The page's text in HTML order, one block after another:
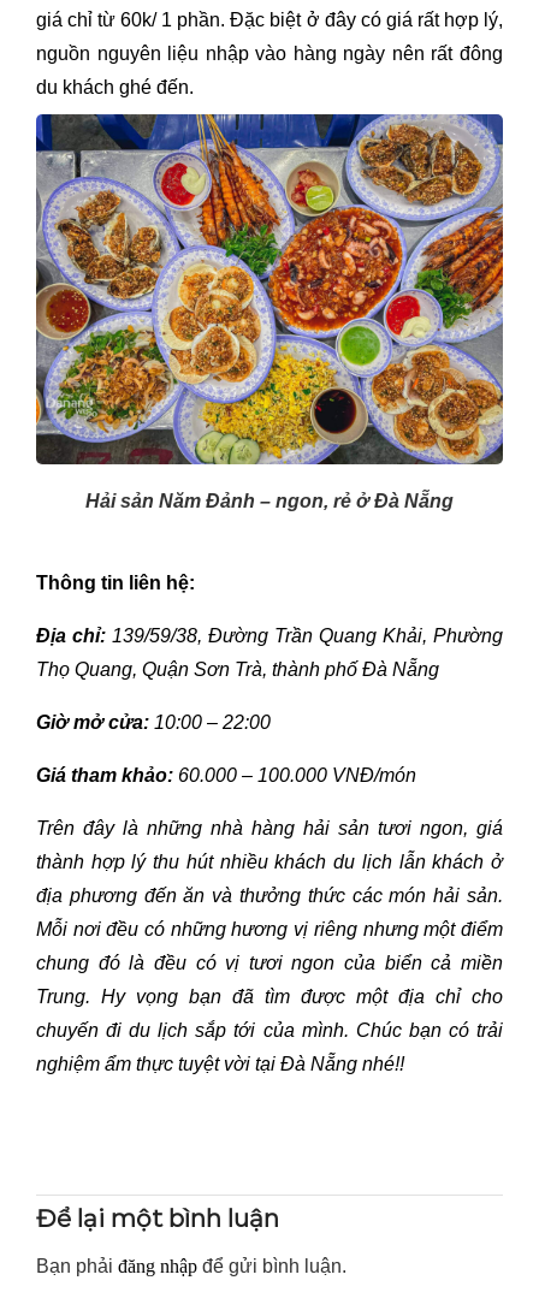
giá chỉ từ 60k/ 1 phần. Đặc biệt ở đây có giá rất hợp lý,
nguồn nguyên liệu nhập vào hàng ngày nên rất đông
du khách ghé đến.
Hải sản Năm Đảnh – ngon, rẻ ở Đà Nẵng
Thông tin liên hệ:
Địa chỉ: 139/59/38, Đường Trần Quang Khải, Phường
Thọ Quang, Quận Sơn Trà, thành phố Đà Nẵng
Giờ mở cửa: 10:00 – 22:00
Giá tham khảo: 60.000 – 100.000 VNĐ/món
Trên đây là những nhà hàng hải sản tươi ngon, giá
thành hợp lý thu hút nhiều khách du lịch lẫn khách ở
địa phương đến ăn và thưởng thức các món hải sản.
Mỗi nơi đều có những hương vị riêng nhưng một điểm
chung đó là đều có vị tươi ngon của biển cả miền
Trung. Hy vọng bạn đã tìm được một địa chỉ cho
chuyến đi du lịch sắp tới của mình. Chúc bạn có trải
nghiệm ẩm thực tuyệt vời tại Đà Nẵng nhé!!
Để lại một bình luận
Bạn phải đăng nhập để gửi bình luận.